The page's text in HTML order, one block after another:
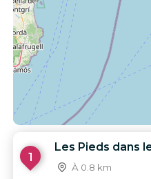
1
Les Pieds dans
À 0.8 km